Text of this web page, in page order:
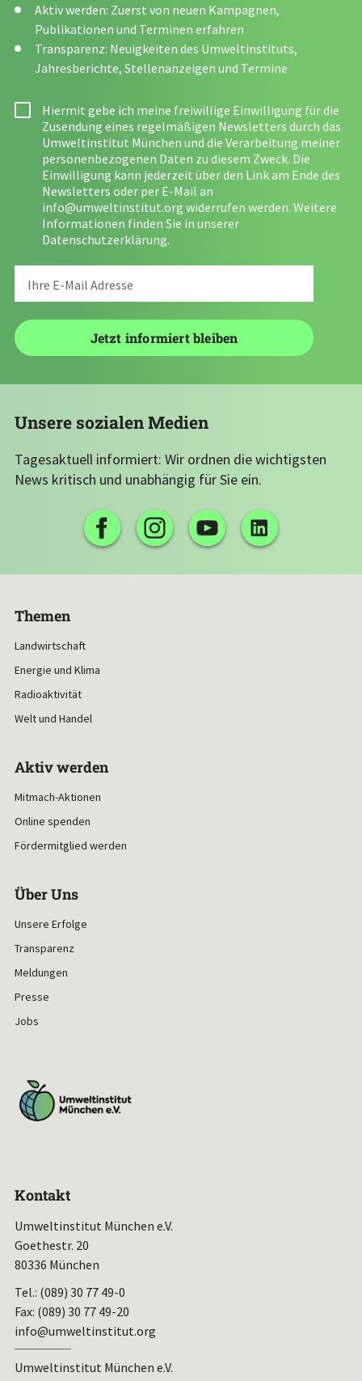
Aktiv werden: Zuerst von neuen Kampagnen,
Publikationen und Terminen erfahren
Transparenz: Neuigkeiten des Umweltinstituts,
Jahresberichte, Stellenanzeigen und Termine
Hiermit gebe ich meine freiwillige Einwilligung für die
Zusendung eines regelmäßigen Newsletters durch das
Umweltinstitut München und die Verarbeitung meiner
personenbezogenen Daten zu diesem Zweck. Die
Einwilligung kann jederzeit über den Link am Ende des
Newsletters oder per E-Mail an
info@umweltinstitut.org widerrufen werden. Weitere
Informationen finden Sie in unserer
Datenschutzerklärung.
Unsere sozialen Medien
Tagesaktuell informiert: Wir ordnen die wichtigsten
News kritisch und unabhängig für Sie ein.
Themen
Landwirtschaft
Energie und Klima
Radioaktivität
Welt und Handel
Aktiv werden
Mitmach-Aktionen
Online spenden
Fördermitglied werden
Über Uns
Unsere Erfolge
Transparenz
Meldungen
Presse
Jobs
Kontakt
Umweltinstitut München e.V.
Goethestr. 20
80336 München
Tel.: (089) 30 77 49-0
Fax: (089) 30 77 49-20
info@umweltinstitut.org
Umweltinstitut München e.V.